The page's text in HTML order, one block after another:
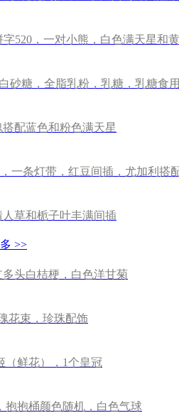
520，一对小熊，白色满天星和
砂糖，全脂乳粉，乳糖，乳糖食
配蓝色和粉色满天星
一条灯带，红豆间插，尤加利搭
人草和栀子叶丰满间插
>>
头白桔梗，白色洋甘菊
花束，珍珠配饰
（鲜花），1个皇冠
抱抱桶颜色随机，白色气球